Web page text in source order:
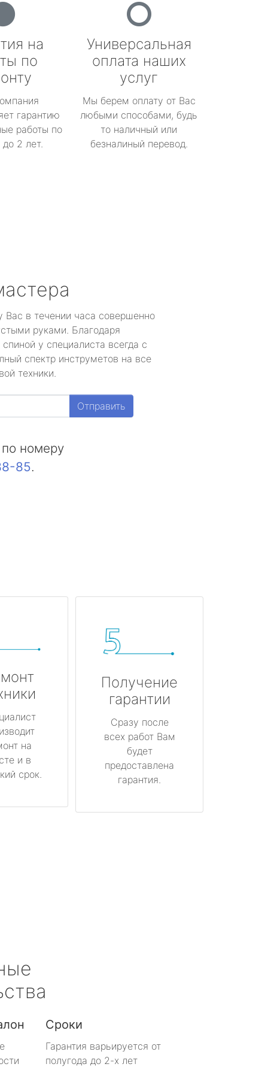
на
по
гарантию
работы по
2 лет.
Универсальная
оплата наших
услуг
Мы берем оплату от Вас
любыми способами, будь
то наличный или
безналиный перевод.
Вас в течении часа совершенно
руками. Благодаря
у специалиста всегда с
спектр инструметов на все
техники.
Отправить
номеру
85.
на
и в
срок.
Получение
гарантии
Сразу после
всех работ Вам
будет
предоставлена
гарантия.
Сроки
Гарантия варьируется от
полугода до 2-х лет